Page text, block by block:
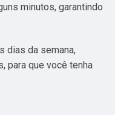
minutos, garantindo
dias da semana,
para que você tenha